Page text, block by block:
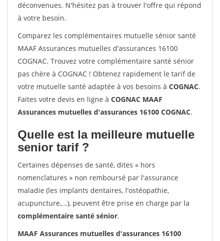
déconvenues. N'hésitez pas à trouver l'offre qui répond
à votre besoin.
Comparez les complémentaires mutuelle sénior santé
MAAF Assurances mutuelles d'assurances 16100
COGNAC. Trouvez votre complémentaire santé sénior
pas chère à COGNAC ! Obtenez rapidement le tarif de
votre mutuelle santé adaptée à vos besoins à COGNAC.
Faites votre devis en ligne à COGNAC MAAF
Assurances mutuelles d'assurances 16100 COGNAC.
Quelle est la meilleure mutuelle
senior tarif ?
Certaines dépenses de santé, dites « hors
nomenclatures » non remboursé par l'assurance
maladie (les implants dentaires, l'ostéopathie,
acupuncture,...), peuvent être prise en charge par la
complémentaire santé sénior.
MAAF Assurances mutuelles d'assurances 16100